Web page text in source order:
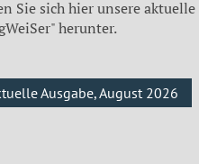
Sie sich hier unsere
herunter.
Ausgabe, August 2026